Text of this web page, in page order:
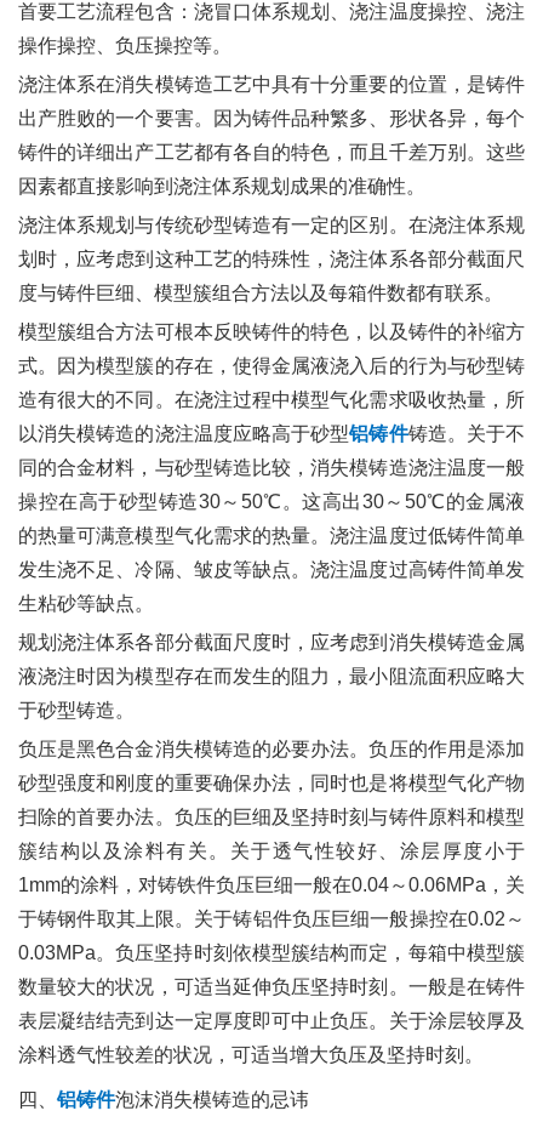
首要工艺流程包含：浇冒口体系规划、浇注温度操控、浇注
操作操控、负压操控等。
浇注体系在消失模铸造工艺中具有十分重要的位置，是铸件
出产胜败的一个要害。因为铸件品种繁多、形状各异，每个
铸件的详细出产工艺都有各自的特色，而且千差万别。这些
因素都直接影响到浇注体系规划成果的准确性。
浇注体系规划与传统砂型铸造有一定的区别。在浇注体系规
划时，应考虑到这种工艺的特殊性，浇注体系各部分截面尺
度与铸件巨细、模型簇组合方法以及每箱件数都有联系。
模型簇组合方法可根本反映铸件的特色，以及铸件的补缩方
式。因为模型簇的存在，使得金属液浇入后的行为与砂型铸
造有很大的不同。在浇注过程中模型气化需求吸收热量，所
以消失模铸造的浇注温度应略高于砂型铝铸件铸造。关于不
同的合金材料，与砂型铸造比较，消失模铸造浇注温度一般
操控在高于砂型铸造30～50℃。这高出30～50℃的金属液
的热量可满意模型气化需求的热量。浇注温度过低铸件简单
发生浇不足、冷隔、皱皮等缺点。浇注温度过高铸件简单发
生粘砂等缺点。
规划浇注体系各部分截面尺度时，应考虑到消失模铸造金属
液浇注时因为模型存在而发生的阻力，最小阻流面积应略大
于砂型铸造。
负压是黑色合金消失模铸造的必要办法。负压的作用是添加
砂型强度和刚度的重要确保办法，同时也是将模型气化产物
扫除的首要办法。负压的巨细及坚持时刻与铸件原料和模型
簇结构以及涂料有关。关于透气性较好、涂层厚度小于
1mm的涂料，对铸铁件负压巨细一般在0.04～0.06MPa，关
于铸钢件取其上限。关于铸铝件负压巨细一般操控在0.02～
0.03MPa。负压坚持时刻依模型簇结构而定，每箱中模型簇
数量较大的状况，可适当延伸负压坚持时刻。一般是在铸件
表层凝结结壳到达一定厚度即可中止负压。关于涂层较厚及
涂料透气性较差的状况，可适当增大负压及坚持时刻。
四、铝铸件泡沫消失模铸造的忌讳